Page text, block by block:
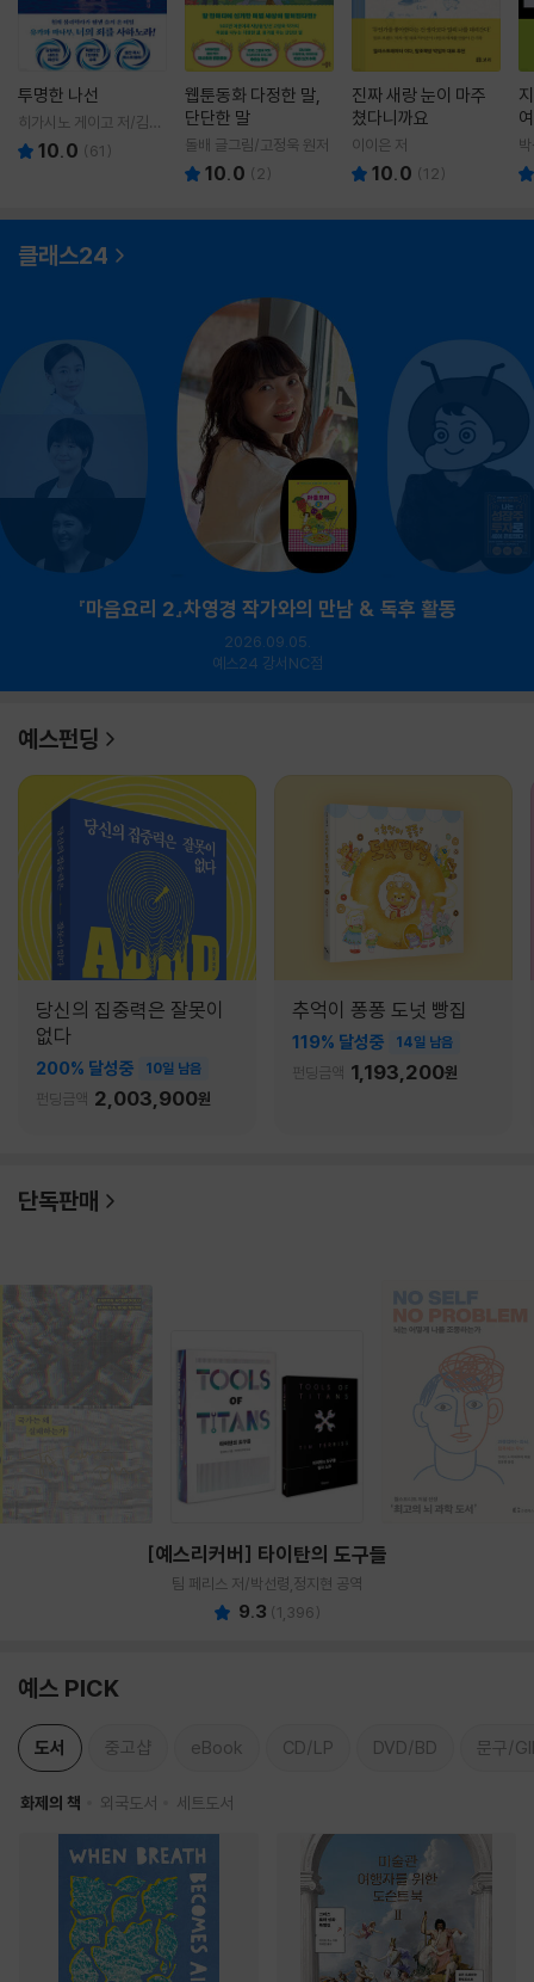
투명한 나선
히가시노 게이고 저/김선
영 역10.0 (61 )
웹툰동화 다정한 말,
단단한 말
돌배 글그림/고정욱 원저
10.0 ( 2)
진짜 새랑 눈이 마주
쳤다니까요
이이은 저
10.0 (12)
클래스24
『마음요리 2』차영경 작가와의 만남 & 독후 활동
2026.09.05.
예스24 강서NC점
예스펀딩
당신의 집중력은 잘못이
없다
200% 달성중 10일 남음
펀딩금액 2,003,900원
추억이 퐁퐁 도넛 빵집
119% 달성중 14일 남음
펀딩금액 1,193,200원
단독판매
[예스리커버] 타이탄의 도구들
팀 페리스 저/박선령,정지현 공역
9.3 (1,396)
예스 PICK
도서 중고샵 eBook CD/LP DVD/BD 문구/
화제의 책 외국도서 세트도서